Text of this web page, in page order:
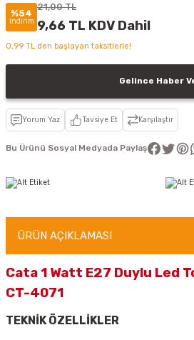
%54
indirim
21,00 TL
9,66 TL KDV Dahil
0,99 TL den başlayan taksitlerle!
Gelince Haber
Yorum Yaz Tavsiye Et Karşılaştır
Bu Ürünü Sosyal Medyada Paylaş
ÜRÜN AÇIKLAMASI
Cata 1 Watt E27 Duylu Led
CT-4071
TEKNİK ÖZELLİKLER